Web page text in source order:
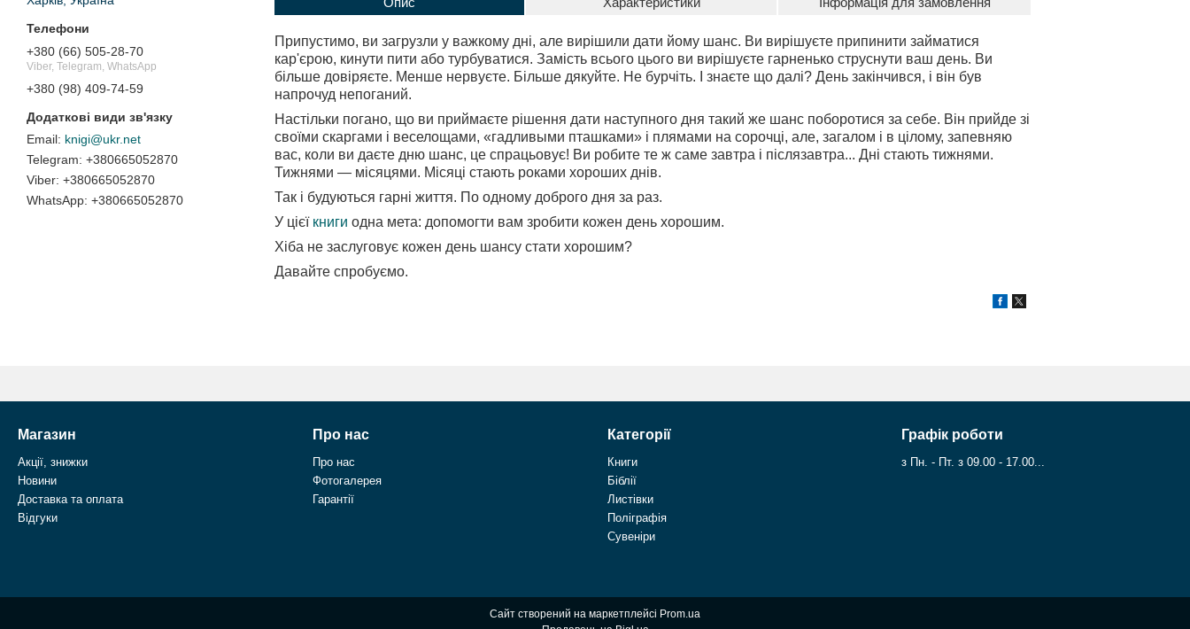
+380 (66) 505-28-70
Viber, Telegram, WhatsApp
+380 (98) 409-74-59
knigi@ukr.net
+380665052870
+380665052870
+380665052870
Припустимо, ви загрузли у важкому дні, але вирішили дати йому шанс. Ви вирішуєте припинити займатися
кар'єрою, кинути пити або турбуватися. Замість всього цього ви вирішуєте гарненько струснути ваш день. Ви
більше довіряєте. Менше нервуєте. Більше дякуйте. Не бурчіть. І знаєте що далі? День закінчився, і він був
напрочуд непоганий.
Настільки погано, що ви приймаєте рішення дати наступного дня такий же шанс поборотися за себе. Він прийде зі
своїми скаргами і веселощами, «гадливыми пташками» і плямами на сорочці, але, загалом і в цілому, запевняю
вас, коли ви даєте дню шанс, це спрацьовує! Ви робите те ж саме завтра і післязавтра... Дні стають тижнями.
Тижнями — місяцями. Місяці стають роками хороших днів.
Так і будуються гарні життя. По одному доброго дня за раз.
У цієї книги одна мета: допомогти вам зробити кожен день хорошим.
Хіба не заслуговує кожен день шансу стати хорошим?
Давайте спробуємо.
Магазин
Акції, знижки
Новини
Доставка та оплата
Відгуки
Про нас
Про нас
Фотогалерея
Гарантії
Категорії
Книги
Біблії
Листівки
Поліграфія
Сувеніри
Графік роботи
з Пн. - Пт. з 09.00 - 17.00...
Сайт створений на маркетплейсі Prom.ua